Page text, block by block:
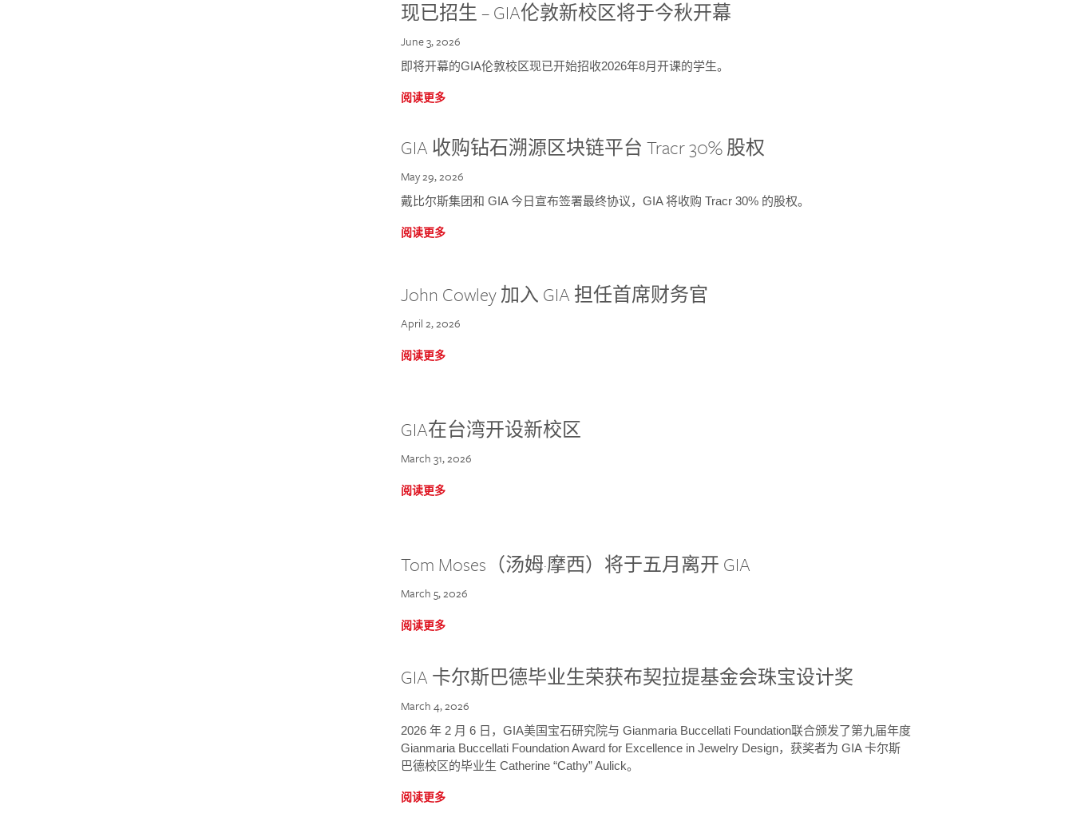
现已招生 – GIA伦敦新校区将于今秋开幕
June 3, 2026
即将开幕的GIA伦敦校区现已开始招收2026年8月开课的学生。
阅读更多
GIA 收购钻石溯源区块链平台 Tracr 30% 股权
May 29, 2026
戴比尔斯集团和 GIA 今日宣布签署最终协议，GIA 将收购 Tracr 30% 的股权。
阅读更多
John Cowley 加入 GIA 担任首席财务官
April 2, 2026
阅读更多
GIA在台湾开设新校区
March 31, 2026
阅读更多
Tom Moses（汤姆·摩西）将于五月离开 GIA
March 5, 2026
阅读更多
GIA 卡尔斯巴德毕业生荣获布契拉提基金会珠宝设计奖
March 4, 2026
2026 年 2 月 6 日，GIA美国宝石研究院与 Gianmaria Buccellati Foundation联合颁发了第九届年度
Gianmaria Buccellati Foundation Award for Excellence in Jewelry Design，获奖者为 GIA 卡尔斯
巴德校区的毕业生 Catherine “Cathy” Aulick。
阅读更多